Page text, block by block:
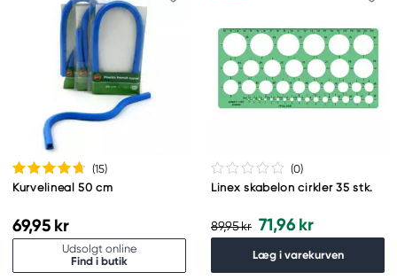
(15)
Kurvelineal 50 cm
69,95 kr
Udsolgt online
Find i butik
(0)
Linex skabelon cirkler 35 stk.
89,95 kr 71,96 kr
Læg i varekurven